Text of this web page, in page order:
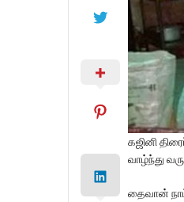
கஜினி
வாழ்ந்து
தைவான்